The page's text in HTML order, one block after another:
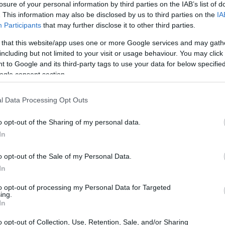
of your personal information by third parties on the IAB’s list of
This information may also be disclosed by us to third parties on the
Participants that may further disclose it to other third parties.
that this website/app uses one or more Google services and may
but not limited to your visit or usage behaviour. You may
to Google and its third-party tags to use your data for below
consent section.
Data Processing Opt Outs
opt-out of the Sharing of my personal data.
opt-out of the Sale of my Personal Data.
opt-out of processing my Personal Data for Targeted
opt-out of Collection, Use, Retention, Sale, and/or Sharing
Interjú Lemezkritika Filmkritika Kultsarok
PODCASTJAI ITT!
FRISS MAGYAR ZENÉK HETENTE!
HAZAI LEMEZEK.
HÁTTÉRBEN IS KÖZÉPPONTBAN.
SOROZATOK.
de olyan is van, akinél fiúbandák slágereire indul be a
újságíróink mesélik el, hogy milyen zenék szólnak náluk
először a…